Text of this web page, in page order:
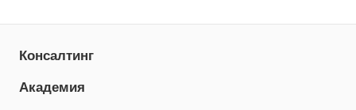
Консалтинг
Академия